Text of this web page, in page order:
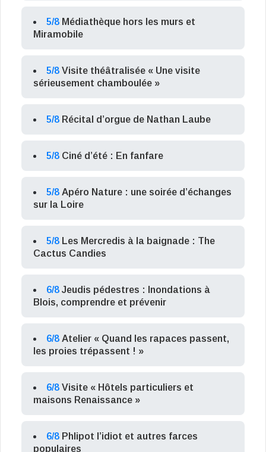
5/8 Médiathèque hors les murs et
Miramobile
5/8 Visite théâtralisée « Une visite
sérieusement chamboulée »
5/8 Récital d’orgue de Nathan Laube
5/8 Ciné d’été : En fanfare
5/8 Apéro Nature : une soirée d’échanges
sur la Loire
5/8 Les Mercredis à la baignade : The
Cactus Candies
6/8 Jeudis pédestres : Inondations à
Blois, comprendre et prévenir
6/8 Atelier « Quand les rapaces passent,
les proies trépassent ! »
6/8 Visite « Hôtels particuliers et
maisons Renaissance »
6/8 Phlipot l’idiot et autres farces
populaires